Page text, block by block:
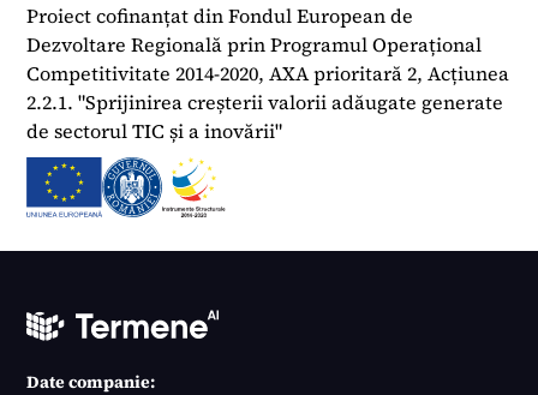
Proiect cofinanțat din Fondul European de
Dezvoltare Regională prin Programul Operațional
Competitivitate 2014-2020, AXA prioritară 2, Acțiunea
2.2.1. "Sprijinirea creșterii valorii adăugate generate
de sectorul TIC și a inovării"
Date companie: